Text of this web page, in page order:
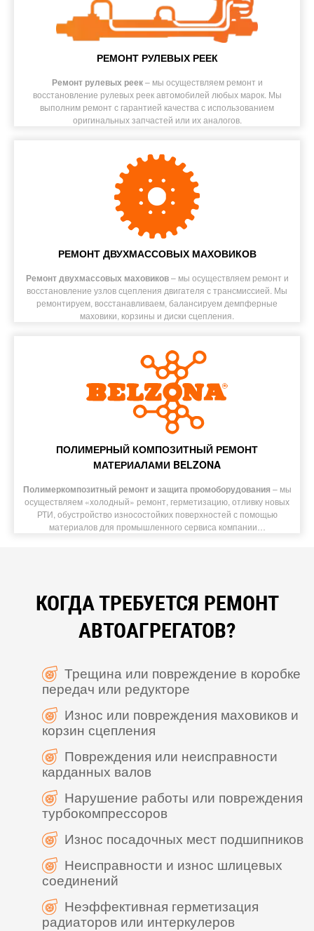
РЕМОНТ РУЛЕВЫХ РЕЕК
Ремонт рулевых реек– мы осуществляем ремонт и
восстановление рулевых реек автомобилей любых марок. Мы
выполним ремонт с гарантией качества с использованием
оригинальных запчастей или их аналогов.
РЕМОНТ ДВУХМАССОВЫХ МАХОВИКОВ
Ремонт двухмассовых маховиков– мы осуществляем ремонт и
восстановление узлов сцепления двигателя с трансмиссией. Мы
ремонтируем, восстанавливаем, балансируем демпферные
маховики, корзины и диски сцепления.
ПОЛИМЕРНЫЙ КОМПОЗИТНЫЙ РЕМОНТ
МАТЕРИАЛАМИ BELZONA
Полимеркомпозитный ремонт и защита промоборудования – мы
осуществляем «холодный» ремонт, герметизацию, отливку новых
РТИ, обустройство износостойких поверхностей с помощью
материалов для промышленного сервиса компании…
КОГДА ТРЕБУЕТСЯ РЕМОНТ
АВТОАГРЕГАТОВ?
Трещина или повреждение в коробке
передач или редукторе
Износ или повреждения маховиков и
корзин сцепления
Повреждения или неисправности
карданных валов
Нарушение работы или повреждения
турбокомпрессоров
Износ посадочных мест подшипников
Неисправности и износ шлицевых
соединений
Неэффективная герметизация
радиаторов или интеркулеров